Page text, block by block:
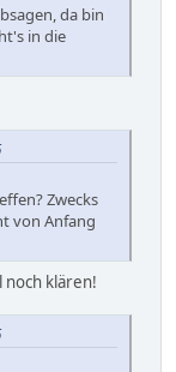
da bin
in die
Zwecks
von Anfang
noch klären!